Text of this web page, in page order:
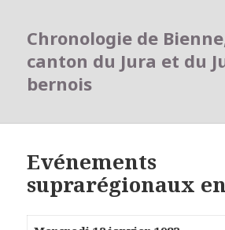
Chronologie de
canton du Jura et du
bernois
Evénements
suprarégionaux